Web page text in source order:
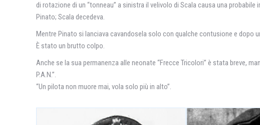
di rotazione di un “tonneau” a sinistra il velivolo di Scala causa una
Pinato; Scala decedeva.
Mentre Pinato si lanciava cavandosela solo con qualche contusione e dopo
È stato un brutto colpo.
Anche se la sua permanenza alle neonate “Frecce Tricolori” è stata breve,
P.A.N.”.
“Un pilota non muore mai, vola solo più in alto”.